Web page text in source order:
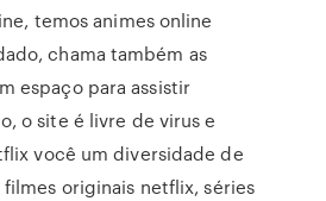
temos animes online
chama também as
espaço para assistir
o site é livre de virus e
você um diversidade de
originais netflix, séries